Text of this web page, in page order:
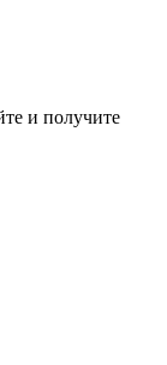
и получите